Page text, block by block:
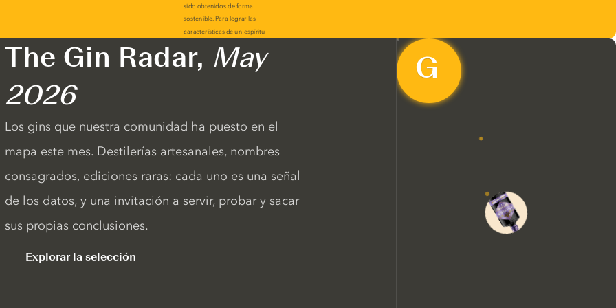
The Gin Radar, May
2026
Los gins que nuestra comunidad ha puesto en el
mapa este mes. Destilerías artesanales, nombres
consagrados, ediciones raras: cada uno es una señal
de los datos, y una invitación a servir, probar y sacar
sus propias conclusiones.
Explorar la selección